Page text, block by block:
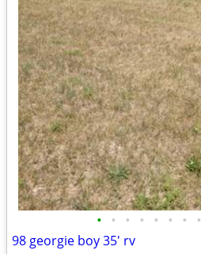
• • • • • • • •
98 georgie boy 35' rv